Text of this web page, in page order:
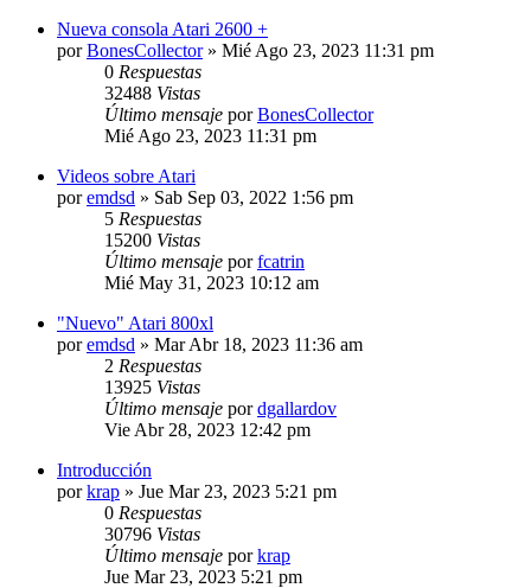
Nueva consola Atari 2600 +
porBonesCollector» Mié Ago 23, 2023 11:31 pm
0 Respuestas
32488 Vistas
Último mensaje porBonesCollector
Mié Ago 23, 2023 11:31 pm
Videos sobre Atari
poremdsd » Sab Sep 03, 2022 1:56 pm
5 Respuestas
15200 Vistas
Último mensaje porfcatrin
Mié May 31, 2023 10:12 am
"Nuevo" Atari 800xl
poremdsd » Mar Abr 18, 2023 11:36 am
2 Respuestas
13925 Vistas
Último mensaje pordgallardov
Vie Abr 28, 2023 12:42 pm
Introducción
porkrap » Jue Mar 23, 2023 5:21 pm
0 Respuestas
30796 Vistas
Último mensaje porkrap
Jue Mar 23, 2023 5:21 pm